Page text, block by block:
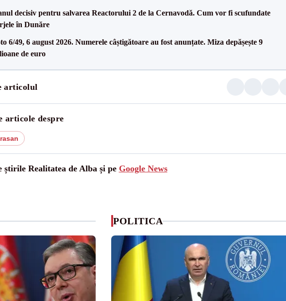
decisiv pentru salvarea Reactorului 2 de la Cernavodă. Cum vor fi scufundate
în Dunăre
6/49, 6 august 2026. Numerele câștigătoare au fost anunțate. Miza depășește 9
de euro
articolul
articole despre
știrile Realitatea de Alba și pe Google News
POLITICA